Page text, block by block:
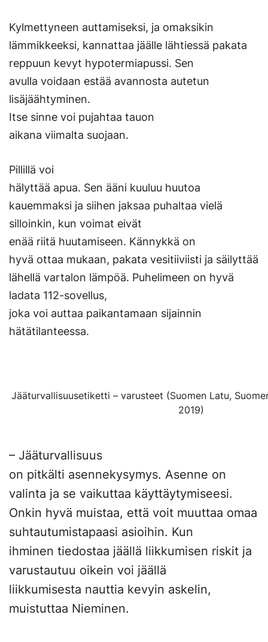
Kylmettyneen auttamiseksi, ja omaksikin
lämmikkeeksi, kannattaa jäälle lähtiessä pakata
reppuun kevyt hypotermiapussi. Sen
avulla voidaan estää avannosta autetun
lisäjäähtyminen.
Itse sinne voi pujahtaa tauon
aikana viimalta suojaan.
Pillillä voi
hälyttää apua. Sen ääni kuuluu huutoa
kauemmaksi ja siihen jaksaa puhaltaa vielä
silloinkin, kun voimat eivät
enää riitä huutamiseen. Kännykkä on
hyvä ottaa mukaan, pakata vesitiiviisti ja säilyttää
lähellä vartalon lämpöä. Puhelimeen on hyvä
ladata 112-sovellus,
joka voi auttaa paikantamaan sijainnin
hätätilanteessa.
Jääturvallisuusetiketti – varusteet (Suomen Latu,
2019)
– Jääturvallisuus
on pitkälti asennekysymys. Asenne on
valinta ja se vaikuttaa käyttäytymiseesi.
Onkin hyvä muistaa, että voit muuttaa omaa
suhtautumistapaasi asioihin. Kun
ihminen tiedostaa jäällä liikkumisen riskit ja
varustautuu oikein voi jäällä
liikkumisesta nauttia kevyin askelin,
muistuttaa Nieminen.